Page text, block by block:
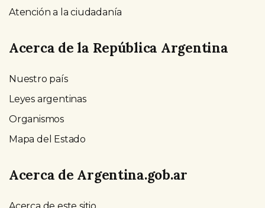
Atención a la ciudadanía
Acerca de la República Argentina
Nuestro país
Leyes argentinas
Organismos
Mapa del Estado
Acerca de Argentina.gob.ar